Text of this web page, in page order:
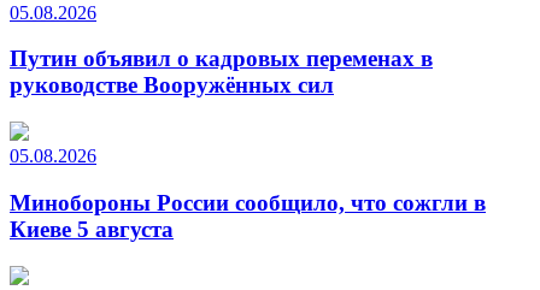
05.08.2026
Путин объявил о кадровых переменах в
руководстве Вооружённых сил
05.08.2026
Минобороны России сообщило, что сожгли в
Киеве 5 августа